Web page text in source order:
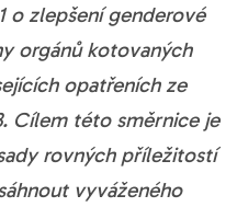
o zlepšení genderové
orgánů kotovaných
opatřeních ze
Cílem této směrnice je
rovných příležitostí
vyváženého